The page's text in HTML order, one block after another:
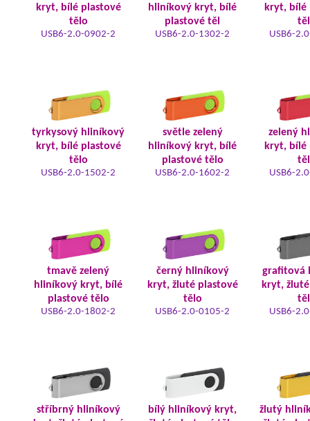
kryt, bílé plastové
tělo
USB6-2.0-0902-2
hliníkový kryt, bílé
plastové těl
USB6-2.0-1302-2
kryt, bílé
USB6-
tyrkysový hliníkový
kryt, bílé plastové
tělo
USB6-2.0-1502-2
světle zelený
hliníkový kryt, bílé
plastové tělo
USB6-2.0-1602-2
zelený
kryt, bílé
USB6-
tmavě zelený
hliníkový kryt, bílé
plastové tělo
USB6-2.0-1802-2
černý hliníkový
kryt, žluté plastové
tělo
USB6-2.0-0105-2
grafitová
kryt,
USB6-
stříbrný hliníkový
bílý hliníkový kryt,
žlutý